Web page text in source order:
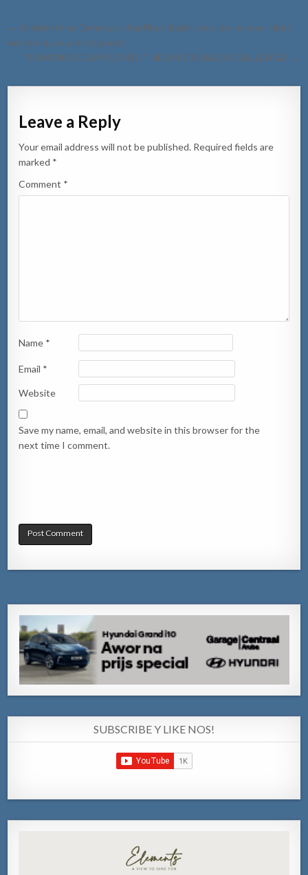
Post
navigation
← Accidente na Camacuri, chauffeur di pick-up a lora na man robez
net ora cu un auto ta pas’e!
TEAM SNOR CAMPEON DI THE IMPOSSIBLES CHALLENGE! →
Leave a Reply
Your email address will not be published. Required fields are
marked *
Comment *
Name *
Email *
Website
Save my name, email, and website in this browser for the
next time I comment.
SUBSCRIBE Y LIKE NOS!